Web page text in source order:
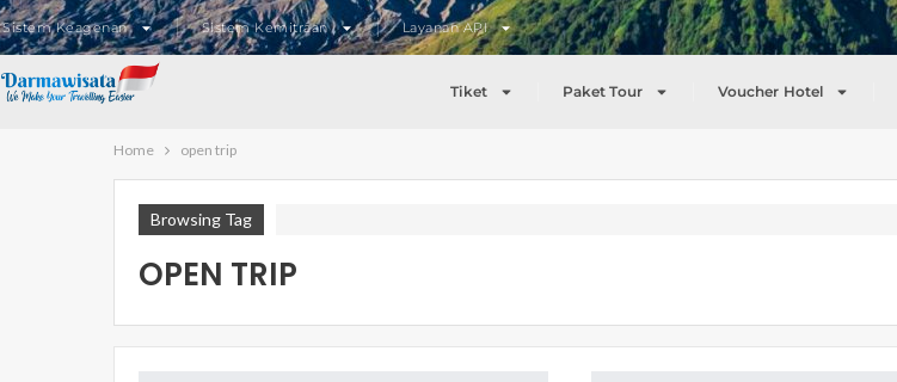
Sistem Keagenan Sistem Kemitraan Layanan API
Tiket Paket Tour Voucher Hotel
Home open trip
Browsing Tag
OPEN TRIP